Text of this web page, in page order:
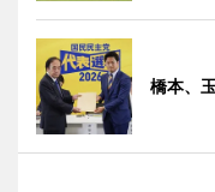
橋本、